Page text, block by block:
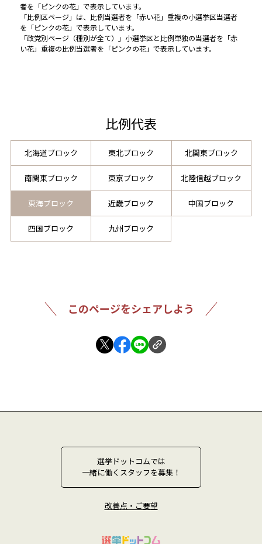
者を「ピンクの花」で表示しています。
「比例区ページ」は、比例当選者を「赤い花」重複の小選挙区当選者
を「ピンクの花」で表示しています。
「政党別ページ（種別が全て）」小選挙区と比例単独の当選者を「赤
い花」重複の比例当選者を「ピンクの花」で表示しています。
比例代表
北海道ブロック 東北ブロック 北関東ブロック
南関東ブロック 東京ブロック 北陸信越ブロック
東海ブロック 近畿ブロック 中国ブロック
四国ブロック 九州ブロック
このページをシェアしよう
選挙ドットコムでは
一緒に働くスタッフを募集！
改善点・ご要望